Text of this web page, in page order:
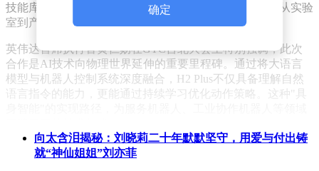
技能库。这种软硬协同的创新模式，有效缩短了机器人从实验
室到产业应用的转化周期。
英伟达首席执行官黄仁勋在GTC台北大会上特别强调，此次
合作是AI技术向物理世界延伸的重要里程碑。通过将大语言
模型与机器人控制系统深度融合，H2 Plus不仅具备理解自然
语言指令的能力，更能通过持续学习优化动作策略。这种"具
宇树科技创始人王兴兴透露，团队正基于H2 Plus开发面向医
确定
向太含泪揭秘：刘晓莉二十年默默坚守，用爱与付出铸
就“神仙姐姐”刘亦菲